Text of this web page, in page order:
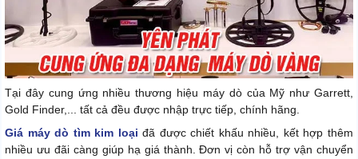
Tại đây cung ứng nhiều thương hiệu máy dò của Mỹ như Garrett,
Gold Finder,... tất cả đều được nhập trực tiếp, chính hãng.
Giá máy dò tìm kim loại đã được chiết khấu nhiều, kết hợp thêm
nhiều ưu đãi càng giúp hạ giá thành. Đơn vị còn hỗ trợ vận chuyển